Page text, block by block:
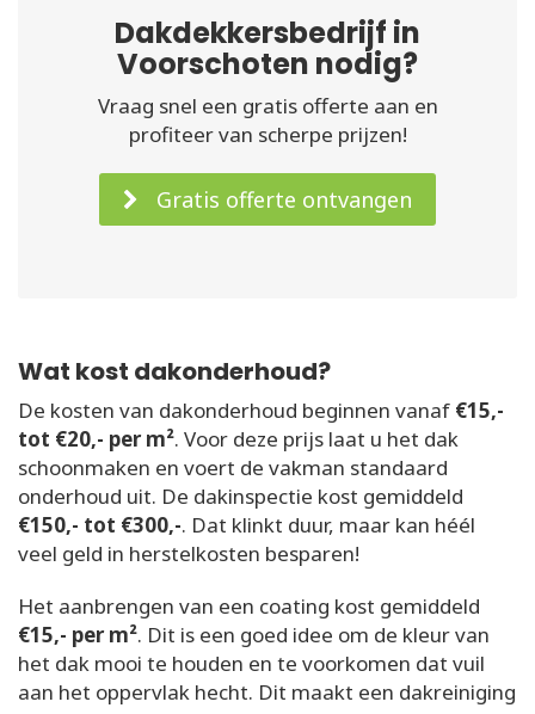
Dakdekkersbedrijf in
Voorschoten nodig?
Vraag snel een gratis offerte aan en
profiteer van scherpe prijzen!
Gratis offerte ontvangen
Wat kost dakonderhoud?
De kosten van dakonderhoud beginnen vanaf €15,-
tot €20,- per m². Voor deze prijs laat u het dak
schoonmaken en voert de vakman standaard
onderhoud uit. De dakinspectie kost gemiddeld
€150,- tot €300,-. Dat klinkt duur, maar kan héél
veel geld in herstelkosten besparen!
Het aanbrengen van een coating kost gemiddeld
€15,- per m². Dit is een goed idee om de kleur van
het dak mooi te houden en te voorkomen dat vuil
aan het oppervlak hecht. Dit maakt een dakreiniging